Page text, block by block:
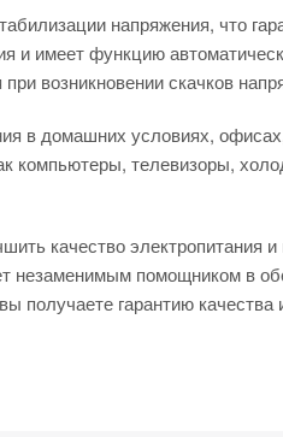
напряжения, что
и имеет функцию
возникновении скачков
в домашних условиях,
компьютеры, телевизоры,
качество электропитания
незаменимым помощником в
получаете гарантию качества